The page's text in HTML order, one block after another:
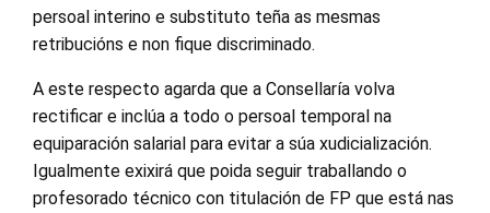
persoal interino e substituto teña as mesmas
retribucións e non fique discriminado.
A este respecto agarda que a Consellaría volva
rectificar e inclúa a todo o persoal temporal na
equiparación salarial para evitar a súa xudicialización.
Igualmente exixirá que poida seguir traballando o
profesorado técnico con titulación de FP que está nas